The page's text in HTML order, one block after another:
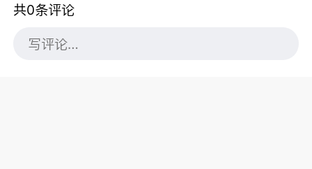
共0条评论